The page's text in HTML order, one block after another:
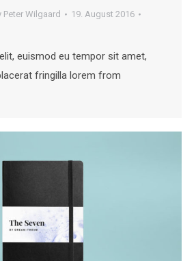
Peter Wilgaard
19. August 2016
euismod eu tempor sit amet,
fringilla lorem from